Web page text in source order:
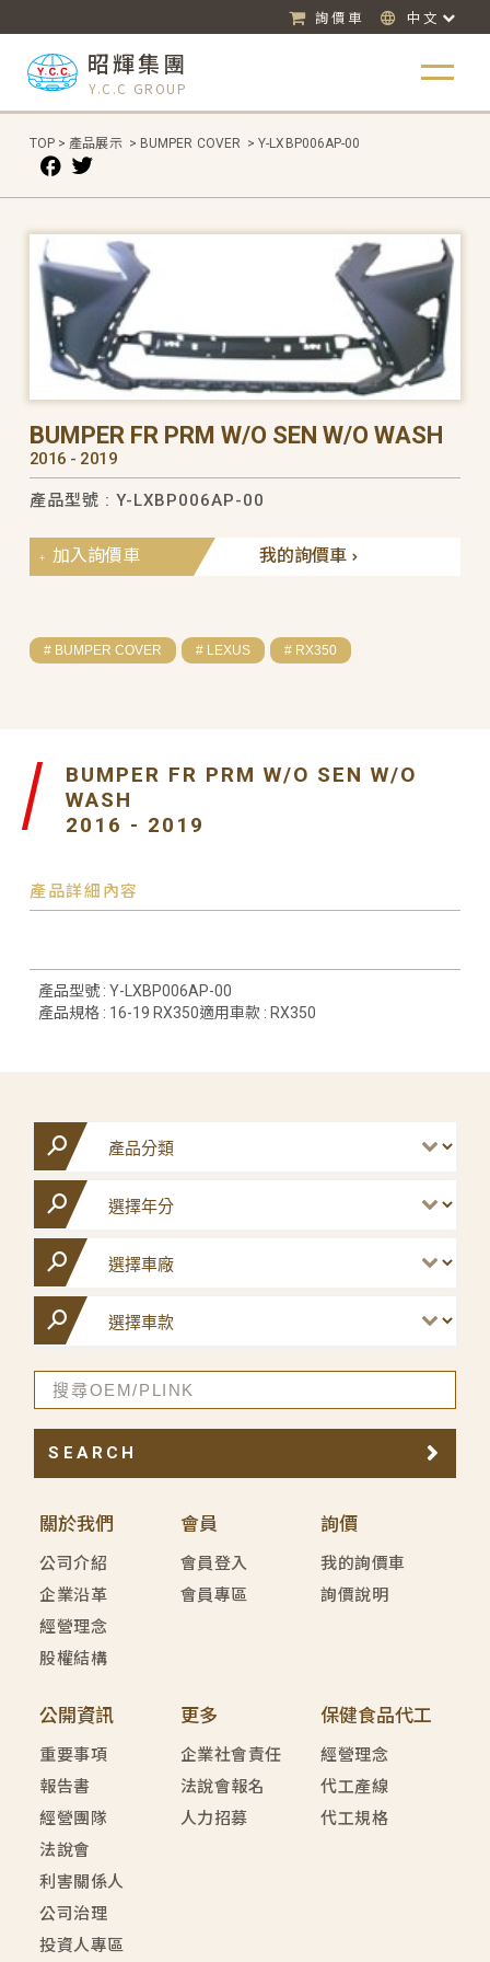
詢價車 中文
昭輝集團
Y.C.C GROUP
TOP > 產品展示 > BUMPER COVER > Y-LXBP006AP-00
BUMPER FR PRM W/O SEN W/O WASH
2016 - 2019
產品型號 : Y-LXBP006AP-00
我的詢價車
加入詢價車
# BUMPER COVER # LEXUS # RX350
BUMPER FR PRM W/O SEN W/O
WASH
2016 - 2019
產品詳細內容
產品型號 : Y-LXBP006AP-00
產品規格 : 16-19 RX350適用車款 : RX350
關於我們
公司介紹
企業沿革
經營理念
股權結構
會員
會員登入
會員專區
詢價
我的詢價車
詢價說明
公開資訊
重要事項
報告書
經營團隊
法說會
利害關係人
公司治理
投資人專區
更多
企業社會責任
法說會報名
人力招募
保健食品代工
經營理念
代工產線
代工規格
SEARCH